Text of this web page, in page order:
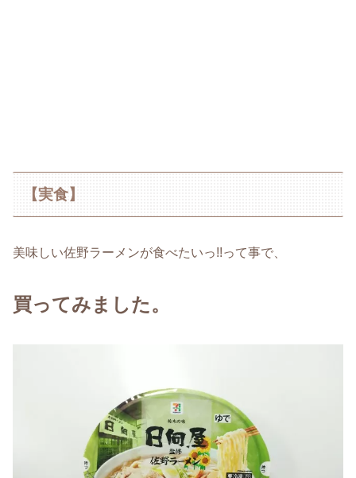
【実食】
美味しい佐野ラーメンが食べたいっ!!って事で、
買ってみました。